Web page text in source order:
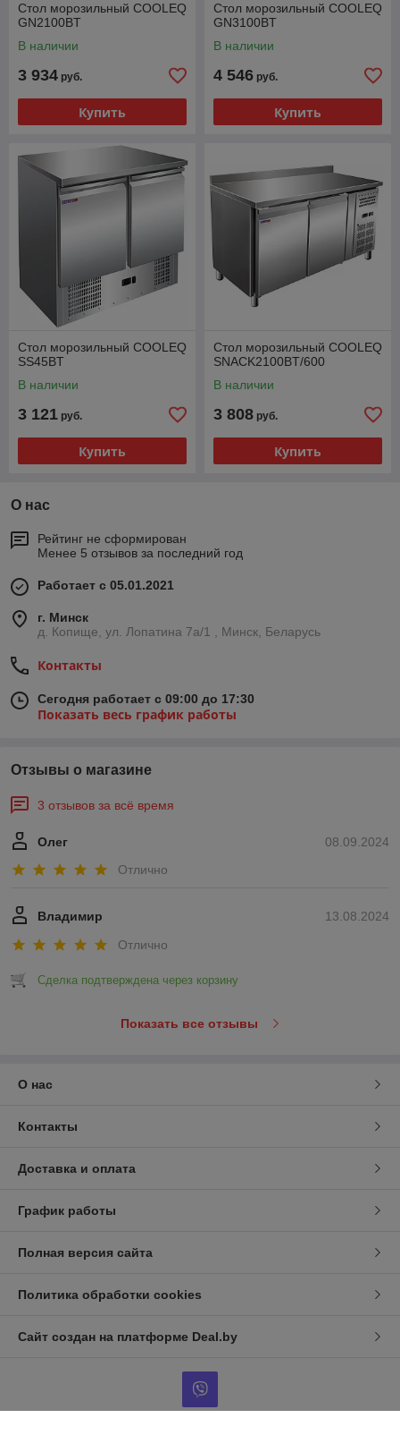
Стол морозильный COOLEQ
GN2100BT
В наличии
3 934 руб.
Купить
Стол морозильный COOLEQ
GN3100BT
В наличии
4 546 руб.
Купить
Стол морозильный COOLEQ
SS45BT
В наличии
3 121 руб.
Купить
Стол морозильный COOLEQ
SNACK2100BT/600
В наличии
3 808 руб.
Купить
О нас
Рейтинг не сформирован
Менее 5 отзывов за последний год
Работает с 05.01.2021
г. Минск
д. Копище, ул. Лопатина 7а/1 , Минск, Беларусь
Контакты
Сегодня работает с 09:00 до 17:30
Показать весь график работы
Отзывы о магазине
3 отзывов за всё время
08.09.2024
Олег
Отлично
13.08.2024
Владимир
Отлично
Сделка подтверждена через корзину
Показать все отзывы
О нас
Контакты
Доставка и оплата
График работы
Полная версия сайта
Политика обработки cookies
Сайт создан на платформе Deal.by